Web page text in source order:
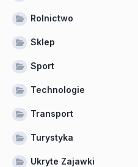
Rolnictwo
Sklep
Sport
Technologie
Transport
Turystyka
Ukryte Zajawki